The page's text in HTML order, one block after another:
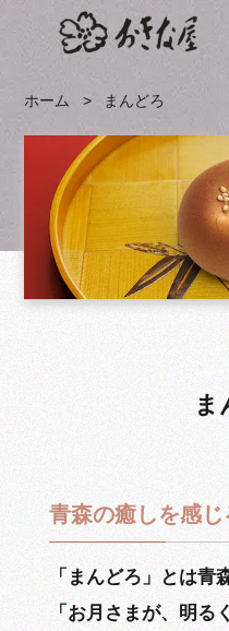
ホーム まんどろ
ま
青森の癒しを感
「まんどろ」とは青
「お月さまが、明る